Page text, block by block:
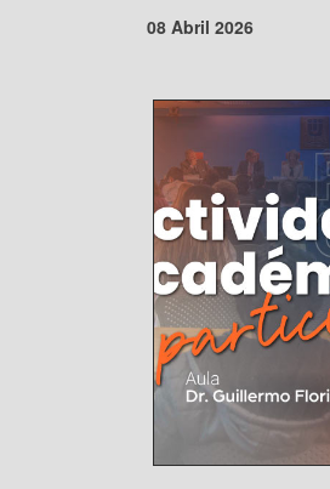
08 Abril 2026